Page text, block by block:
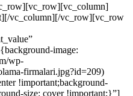
vc_column][/vc_row][vc_row
image:
wp-
firmalari.jpg?id=209)
!important;background-
size: cover !important;}”]